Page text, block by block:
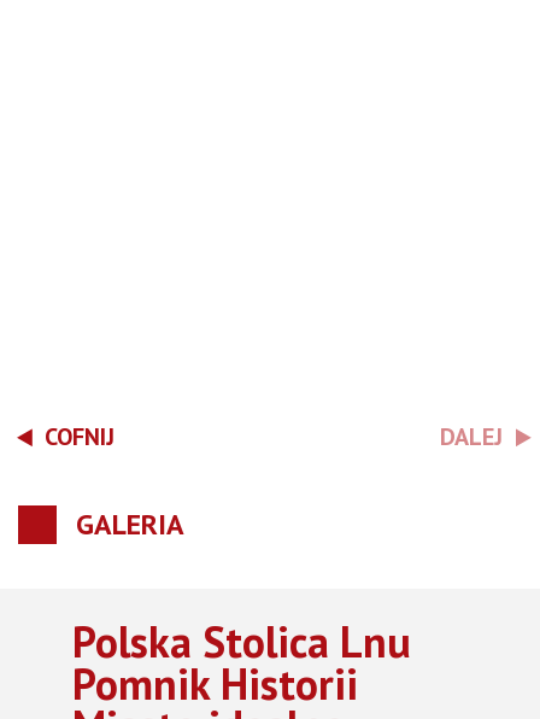
COFNIJ DALEJ
GALERIA
Polska Stolica Lnu
Pomnik Historii